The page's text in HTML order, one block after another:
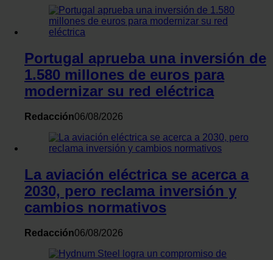
Portugal aprueba una inversión de
1.580 millones de euros para
modernizar su red eléctrica
Redacción06/08/2026
La aviación eléctrica se acerca a
2030, pero reclama inversión y
cambios normativos
Redacción06/08/2026